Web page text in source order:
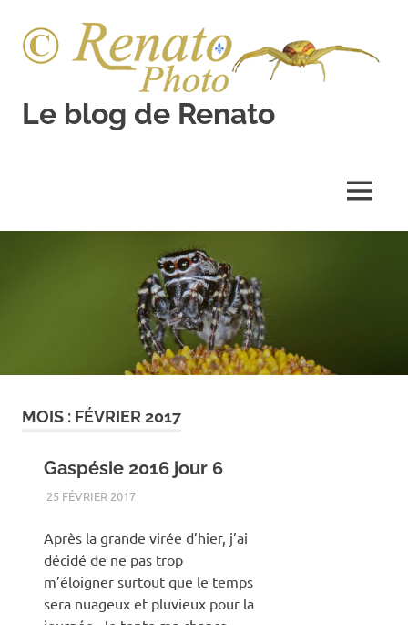
content
Le blog de Renato
MENU
MOIS : FÉVRIER 2017
Gaspésie 2016 jour 6
25 FÉVRIER 2017RENATO
ANIMAUX
Après la grande virée d’hier, j’ai
décidé de ne pas trop
m’éloigner surtout que le temps
sera nuageux et pluvieux pour la